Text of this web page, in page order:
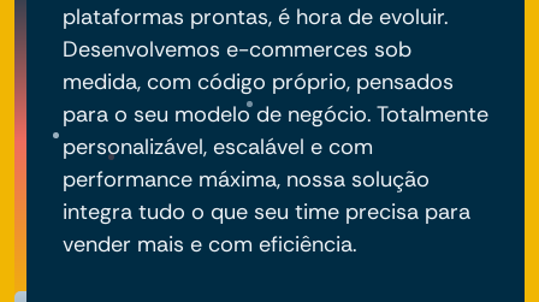
plataformas prontas, é hora de evoluir.
Desenvolvemos e-commerces sob
medida, com código próprio, pensados
para o seu modelo de negócio. Totalmente
personalizável, escalável e com
performance máxima, nossa solução
integra tudo o que seu time precisa para
vender mais e com eficiência.